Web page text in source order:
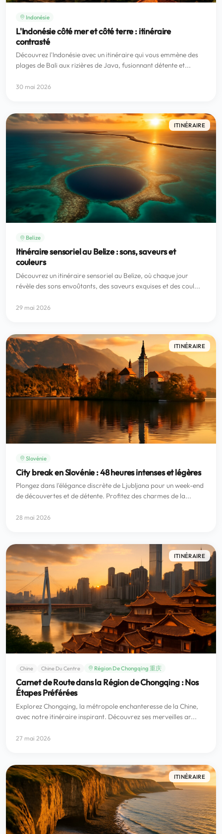
Indonésie
L'Indonésie côté mer et côté terre : itinéraire
contrasté
Découvrez l'Indonésie avec un itinéraire qui vous emmène des
plages de Bali aux rizières de Java, fusionnant détente et...
30 mai 2026
ITINÉRAIRE
Belize
Itinéraire sensoriel au Belize : sons, saveurs et
couleurs
Découvrez un itinéraire sensoriel au Belize, où chaque jour
révèle des sons envoûtants, des saveurs exquises et des coul...
29 mai 2026
ITINÉRAIRE
Slovénie
City break en Slovénie : 48 heures intenses et légères
Plongez dans l'élégance discrète de Ljubljana pour un week-end
de découvertes et de détente. Profitez des charmes de la...
28 mai 2026
ITINÉRAIRE
Chine Chine Du Centre Région De Chongqing 重庆
Carnet de Route dans la Région de Chongqing : Nos
Étapes Préférées
Explorez Chongqing, la métropole enchanteresse de la Chine,
avec notre itinéraire inspirant. Découvrez ses merveilles ar...
27 mai 2026
ITINÉRAIRE